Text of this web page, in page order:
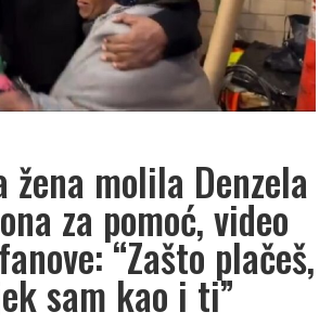
žena molila Denzela
za pomoć, video
“Zašto plačeš,
sam kao i ti”